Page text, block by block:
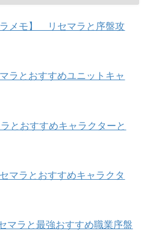
メモ】 リセマラと序盤攻
ラとおすすめユニットキャ
とおすすめキャラクターと
マラとおすすめキャラクタ
マラと最強おすすめ職業序盤